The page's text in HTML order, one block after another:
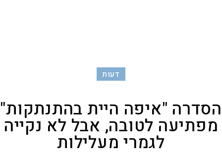
דעות
הסדרה "איפה היית בהתנתקות"
מפתיעה לטובה, אבל לא נקייה
לגמרי מעלילות